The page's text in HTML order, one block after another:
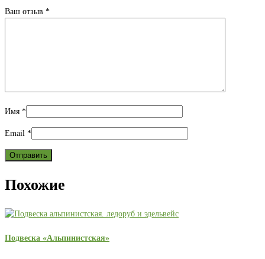
Ваш отзыв *
Имя *
Email *
Похожие
Подвеска «Альпинистская»